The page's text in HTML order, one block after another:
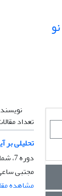
تعداد
تحلیلی بر
دوره 7، شماره 1، فروردین 1399، صفحه
مجتبی
مشاهده